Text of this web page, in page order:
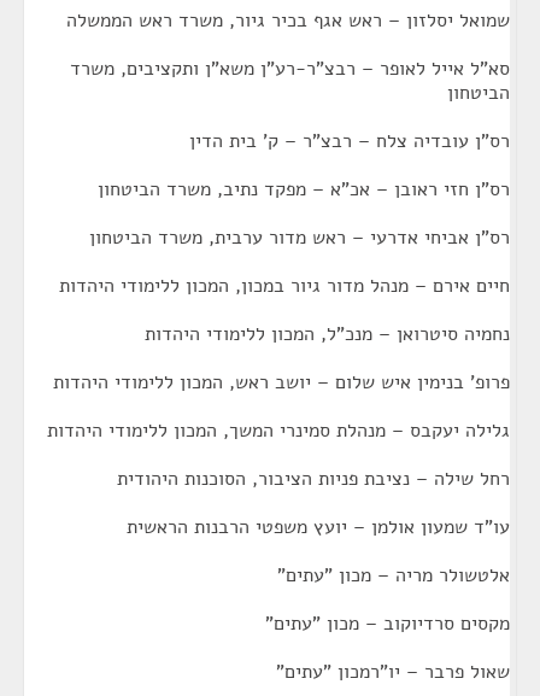
שמואל יסלזון – ראש אגף בכיר גיור, משרד ראש הממשלה
סא"ל אייל לאופר – רבצ"ר-רע"ן משא"ן ותקציבים, משרד
הביטחון
רס"ן עובדיה צלח – רבצ"ר – ק' בית הדין
רס"ן חזי ראובן – אכ"א – מפקד נתיב, משרד הביטחון
רס"ן אביחי אדרעי – ראש מדור ערבית, משרד הביטחון
חיים אירם – מנהל מדור גיור במכון, המכון ללימודי היהדות
נחמיה סיטרואן – מנכ"ל, המכון ללימודי היהדות
פרופ' בנימין איש שלום – יושב ראש, המכון ללימודי היהדות
גלילה יעקבס – מנהלת סמינרי המשך, המכון ללימודי היהדות
רחל שילה – נציבת פניות הציבור, הסוכנות היהודית
עו"ד שמעון אולמן – יועץ משפטי הרבנות הראשית
אלטשולר מריה – מכון "עתים"
מקסים סרדיוקוב – מכון "עתים"
שאול פרבר – יו"רמכון "עתים"